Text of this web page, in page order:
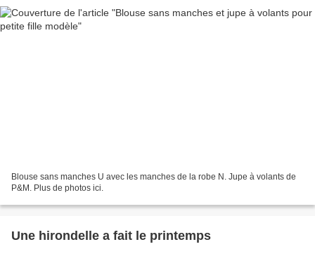
Blouse sans manches U avec les manches de la robe N. Jupe à volants de
P&M. Plus de photos ici.
Une hirondelle a fait le printemps